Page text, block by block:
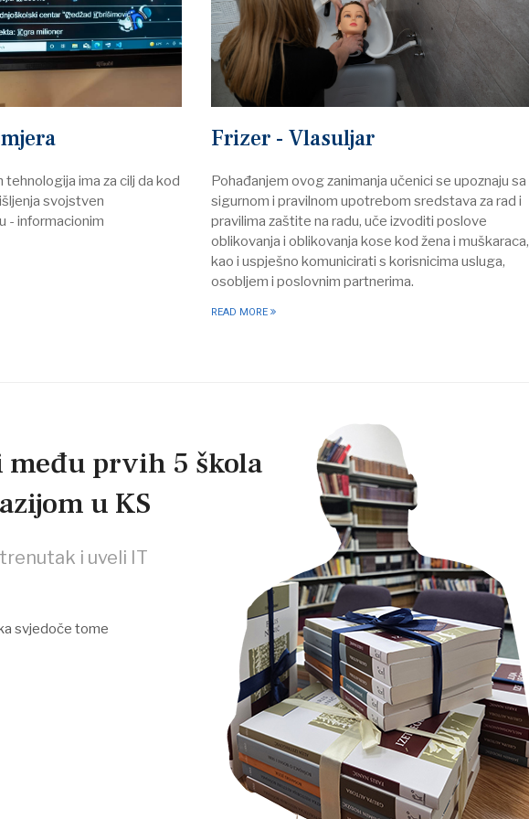
tehnologija ima za cilj da kod
svojstven
- informacionim
Frizer - Vlasuljar
Pohađanjem ovog zanimanja učenici se upoznaju sa
sigurnom i pravilnom upotrebom sredstava za rad i
pravilima zaštite na radu, uče izvoditi poslove
oblikovanja i oblikovanja kose kod žena i muškaraca,
kao i uspješno komunicirati s korisnicima usluga,
osobljem i poslovnim partnerima.
READ MORE
među prvih 5 škola
u KS
i uveli IT
svjedoče tome